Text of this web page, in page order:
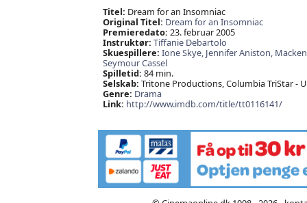
Titel: Dream for an Insomniac
Original Titel: Dream for an Insomniac
Premieredato: 23. februar 2005
Instruktør: Tiffanie Debartolo
Skuespillere: Ione Skye, Jennifer Aniston,
Seymour Cassel
Spilletid: 84 min.
Selskab: Tritone Productions, Columbia TriStar -
Genre: Drama
Link: http://www.imdb.com/title/tt0116141/